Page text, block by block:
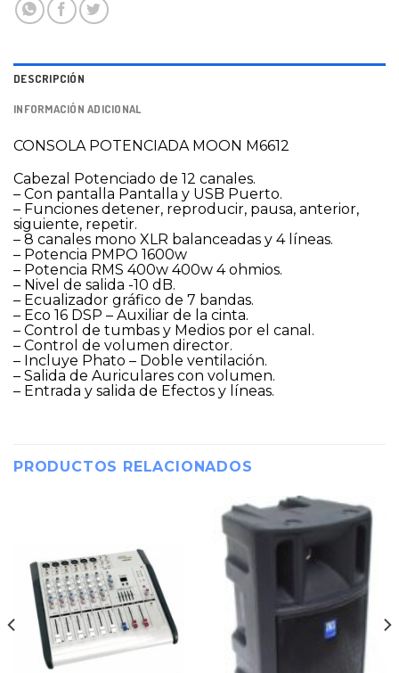
DESCRIPCIÓN
INFORMACIÓN ADICIONAL
CONSOLA POTENCIADA MOON M6612
Cabezal Potenciado de 12 canales.
– Con pantalla Pantalla y USB Puerto.
– Funciones detener, reproducir, pausa, anterior,
siguiente, repetir.
– 8 canales mono XLR balanceadas y 4 líneas.
– Potencia PMPO 1600w
– Potencia RMS 400w 400w 4 ohmios.
– Nivel de salida -10 dB.
– Ecualizador gráfico de 7 bandas.
– Eco 16 DSP – Auxiliar de la cinta.
– Control de tumbas y Medios por el canal.
– Control de volumen director.
– Incluye Phato – Doble ventilación.
– Salida de Auriculares con volumen.
– Entrada y salida de Efectos y líneas.
PRODUCTOS RELACIONADOS